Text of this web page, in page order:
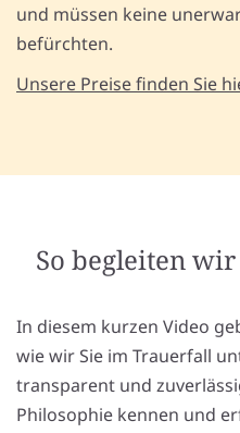
und müssen keine
befürchten.
Unsere Preise finden Sie
So begleiten
In diesem kurzen Video
wie wir Sie im Trauerfall
transparent und
Philosophie kennen und